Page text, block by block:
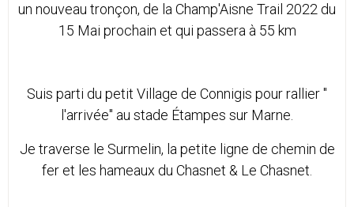
un nouveau tronçon, de la Champ'Aisne Trail 2022 du
15 Mai prochain et qui passera à 55 km
Suis parti du petit Village de Connigis pour rallier "
l'arrivée" au stade Étampes sur Marne.
Je traverse le Surmelin, la petite ligne de chemin de
fer et les hameaux du Chasnet & Le Chasnet.